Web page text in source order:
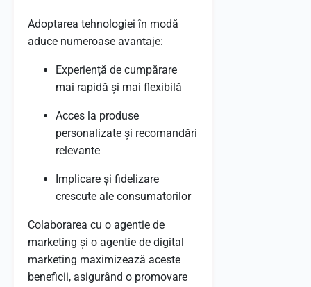
Adoptarea tehnologiei în modă
aduce numeroase avantaje:
Experiență de cumpărare
mai rapidă și mai flexibilă
Acces la produse
personalizate și recomandări
relevante
Implicare și fidelizare
crescute ale consumatorilor
Colaborarea cu o agentie de
marketing și o agentie de digital
marketing maximizează aceste
beneficii, asigurând o promovare